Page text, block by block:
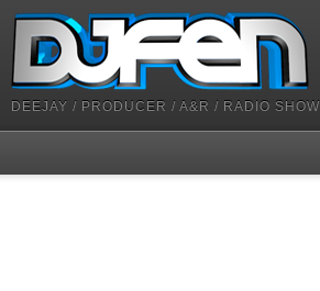
DEEJAY / PRODUCER / A&R / RADIO SHOW